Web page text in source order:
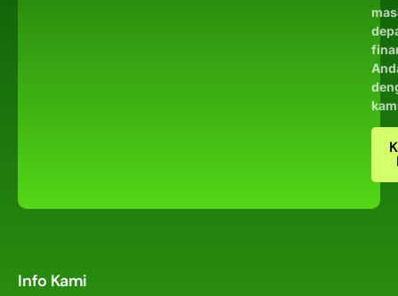
Info Kami